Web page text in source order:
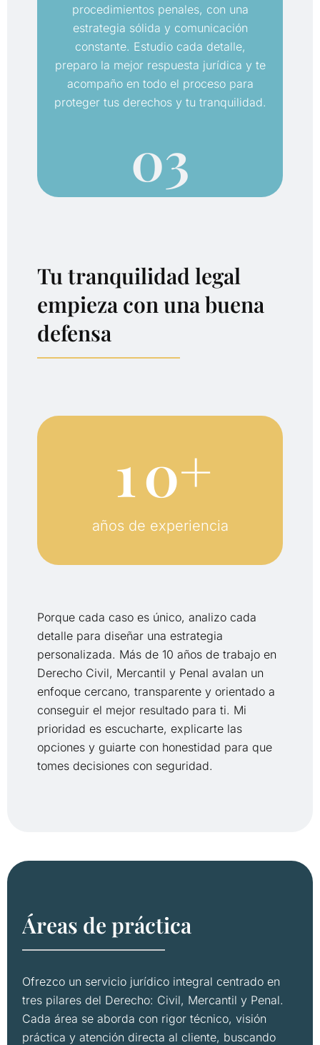
procedimientos penales, con una
estrategia sólida y comunicación
constante. Estudio cada detalle,
preparo la mejor respuesta jurídica y te
acompaño en todo el proceso para
proteger tus derechos y tu tranquilidad.
03
Tutranquilidadlegal
empieza conunabuena
defensa
10+
años de experiencia
Porque cada caso es único, analizo cada
detalle para diseñar una estrategia
personalizada. Más de 10 años de trabajo en
Derecho Civil, Mercantil y Penal avalan un
enfoque cercano, transparente y orientado a
conseguir el mejor resultado para ti. Mi
prioridad es escucharte, explicarte las
opciones y guiarte con honestidad para que
tomes decisiones con seguridad.
Áreas de práctica
Ofrezco un servicio jurídico integral centrado en
tres pilares del Derecho: Civil, Mercantil y Penal.
Cada área se aborda con rigor técnico, visión
práctica y atención directa al cliente, buscando